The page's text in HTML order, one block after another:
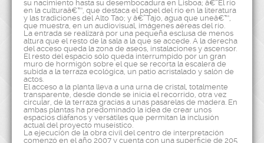
su nacimiento hasta su desembocadura en Lisboa; â€˜El río
en la culturaâ€™, que destaca el papel del río en la literatura
y las tradiciones del Alto Tao; y â€˜Tajo, agua que uneâ€™,
que muestra, en un audiovisual, imágenes aéreas del río.
La entrada se realizará por una pequeña esclusa de menos
altura que el resto de la sala a la que se accede. A la derecha
del acceso queda la zona de aseos, instalaciones y ascensor.
El resto del espacio sólo queda interrumpido por un gran
muro de hormigón sobre el que se recorta la escalera de
subida a la terraza ecológica, un patio acristalado y salón de
actos.
El acceso a la planta lleva a una urna de cristal, totalmente
transparente, desde donde se inicia el recorrido, otra vez
circular, de la terraza gracias a unas pasarelas de madera. En
ambas plantas ha predominado la idea de crear unos
espacios diáfanos y versátiles que permitan la inclusión
actual del proyecto museístico.
La ejecución de la obra civil del centro de interpretación
comenzó en el año 2007 y cuenta con una superficie de 205